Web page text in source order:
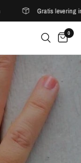
Gratis levering
0